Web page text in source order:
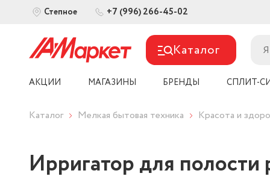
Степное +7 (996) 266-45-02
Каталог
АКЦИИ МАГАЗИНЫ БРЕНДЫ СПЛИТ-
Каталог Мелкая бытовая техника Красота и
Ирригатор для